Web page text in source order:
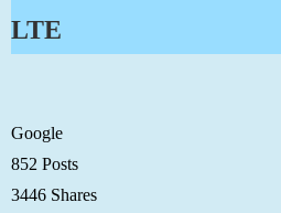
LTE
Google
852 Posts
3446 Shares